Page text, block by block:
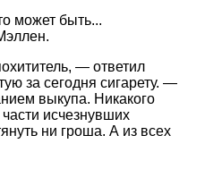
может быть...
— ответил
за сегодня сигарету. —
выкупа. Никакого
исчезнувших
ни гроша. А из всех